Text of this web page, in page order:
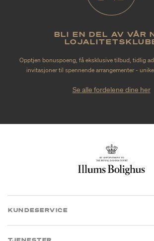
BLI EN DEL AV VÅR
Opptjen bonuspoeng, få eksklusive tilbud, tidlig
invitasjoner til spennende arrangementer -
Se alle fordelene dine her
KUNDESERVICE